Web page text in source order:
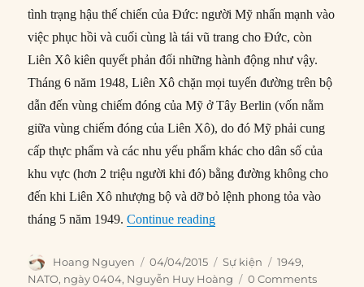
tình trạng hậu thế chiến của Đức: người Mỹ nhấn mạnh vào
việc phục hồi và cuối cùng là tái vũ trang cho Đức, còn
Liên Xô kiên quyết phản đối những hành động như vậy.
Tháng 6 năm 1948, Liên Xô chặn mọi tuyến đường trên bộ
dẫn đến vùng chiếm đóng của Mỹ ở Tây Berlin (vốn nằm
giữa vùng chiếm đóng của Liên Xô), do đó Mỹ phải cung
cấp thực phẩm và các nhu yếu phẩm khác cho dân số của
khu vực (hơn 2 triệu người khi đó) bằng đường không cho
đến khi Liên Xô nhượng bộ và dỡ bỏ lệnh phong tỏa vào
tháng 5 năm 1949.Continue reading“04/04/1949: NATO ra đời”
Author
Hoang Nguyen
Posted
on
04/04/2015 Categories
Sự kiện Tags
1949,
NATO, ngày 0404, Nguyễn Huy Hoàng 0 Comments